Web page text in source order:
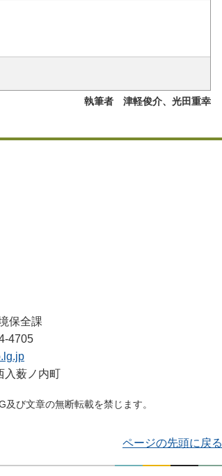
執筆者 津軽俊介、光田重幸
保全課
4705
入薮ノ内町
び文章の無断転載を禁じます。
ページの先頭に戻る